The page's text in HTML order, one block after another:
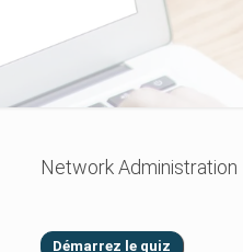
Network Administration